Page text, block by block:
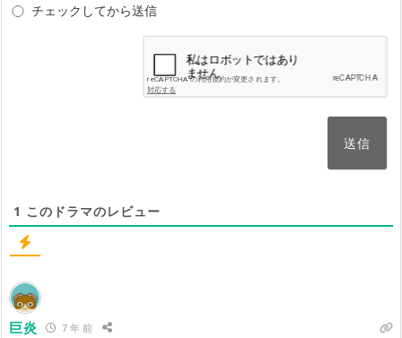
チェックしてから送信
1 このドラマのレビュー
巨炎 7 年 前